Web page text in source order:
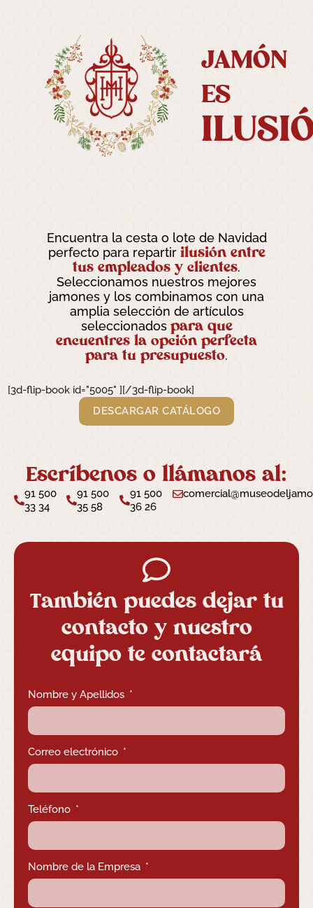
JAMÓN
ES
Encuentra la cesta o lote de Navidad
perfecto para repartir ilusión entre
tus empleados y clientes.
Seleccionamos nuestros mejores
jamones y los combinamos con una
amplia selección de artículos
seleccionados para que
encuentres la opción perfecta
para tu presupuesto.
[3d-flip-book id="5005" ][/3d-flip-book]
DESCARGAR CATÁLOGO
Escríbenos o llámanos al:
91 500
33 34
91 500
35 58
91 500
36 26
También puedes dejar tu
contacto y nuestro
equipo te contactará
Nombre y Apellidos
Correo electrónico
Teléfono
Nombre de la Empresa